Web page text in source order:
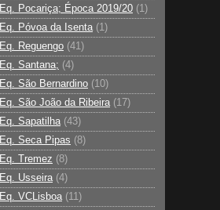
Eq. Pocariça; Época 2019/20 (1)
Eq. Póvoa da Isenta (1)
Eq. Reguengo (41)
Eq. Santana; (4)
Eq. São Bernardino (10)
Eq. São João da Ribeira (17)
Eq. Sapatilha (43)
Eq. Seca Pipas (8)
Eq. Tremez (8)
Eq. Usseira (4)
Eq. VCLisboa (11)